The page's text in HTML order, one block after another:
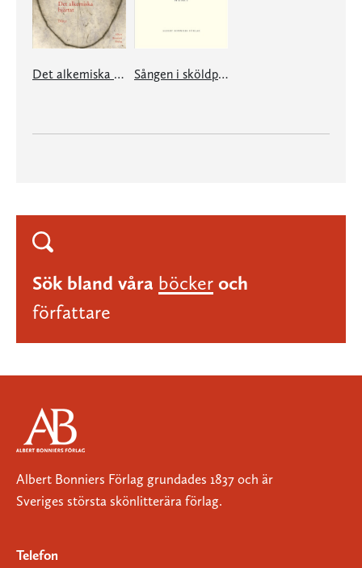
Det alkemiska hjärtat Sången i sköldpaddshuset
Sök bland våra böcker och
författare
Albert Bonniers Förlag grundades 1837 och är
Sveriges största skönlitterära förlag.
Telefon